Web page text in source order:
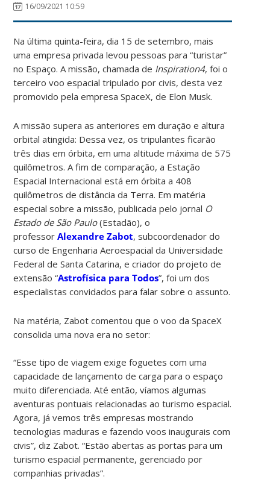
16/09/2021 10:59
Na última quinta-feira, dia 15 de setembro, mais
uma empresa privada levou pessoas para “turistar”
no Espaço. A missão, chamada de Inspiration4, foi o
terceiro voo espacial tripulado por civis, desta vez
promovido pela empresa SpaceX, de Elon Musk.
A missão supera as anteriores em duração e altura
orbital atingida: Dessa vez, os tripulantes ficarão
três dias em órbita, em uma altitude máxima de 575
quilômetros. A fim de comparação, a Estação
Espacial Internacional está em órbita a 408
quilômetros de distância da Terra. Em matéria
especial sobre a missão, publicada pelo jornal O
Estado de São Paulo(Estadão), o
professorAlexandre Zabot, subcoordenador do
curso de Engenharia Aeroespacial da Universidade
Federal de Santa Catarina, e criador do projeto de
extensão “Astrofísica para Todos”,foi um dos
especialistas convidados para falar sobre o assunto.
Na matéria, Zabot comentou que o voo da SpaceX
consolida uma nova era no setor:
“Esse tipo de viagem exige foguetes com uma
capacidade de lançamento de carga para o espaço
muito diferenciada. Até então, víamos algumas
aventuras pontuais relacionadas ao turismo espacial.
Agora, já vemos três empresas mostrando
tecnologias maduras e fazendo voos inaugurais com
civis”, diz Zabot. “Estão abertas as portas para um
turismo espacial permanente, gerenciado por
companhias privadas”.